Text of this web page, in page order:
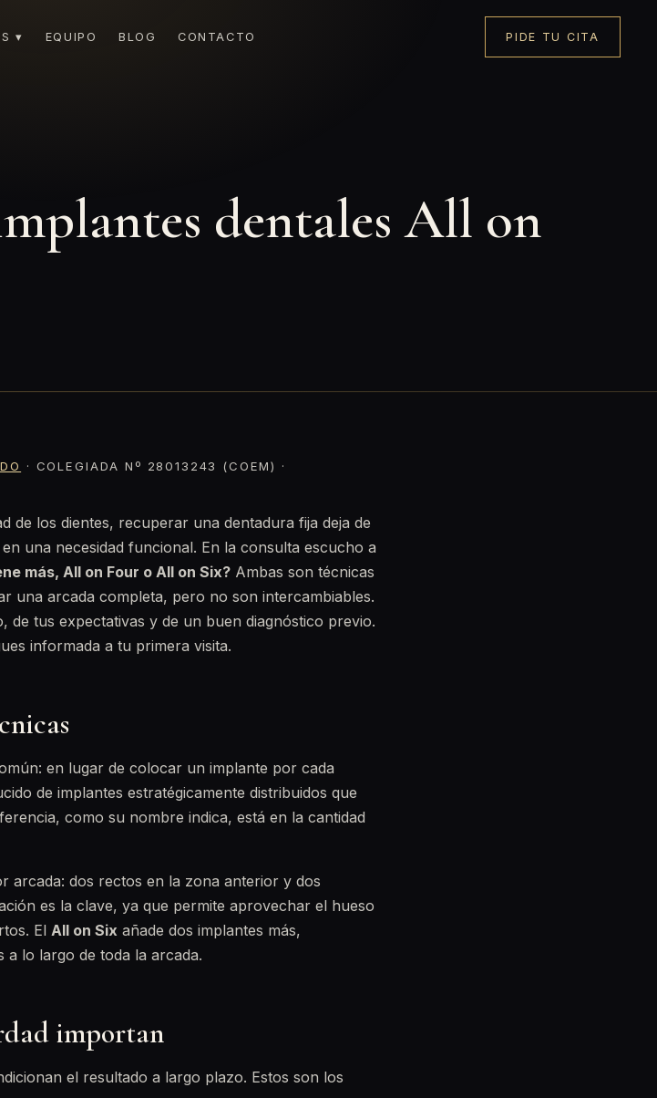
▾ EQUIPO BLOG CONTACTO PIDE TU CITA
dentales All on
· COLEGIADA Nº 28013243 (COEM) ·
de los dientes, recuperar una dentadura fija deja de
una necesidad funcional. En la consulta escucho a
más, All on Four o All on Six? Ambas son técnicas
una arcada completa, pero no son intercambiables.
de tus expectativas y de un buen diagnóstico previo.
informada a tu primera visita.
en lugar de colocar un implante por cada
de implantes estratégicamente distribuidos que
como su nombre indica, está en la cantidad
arcada: dos rectos en la zona anterior y dos
es la clave, ya que permite aprovechar el hueso
El All on Six añade dos implantes más,
a lo largo de toda la arcada.
importan
el resultado a largo plazo. Estos son los